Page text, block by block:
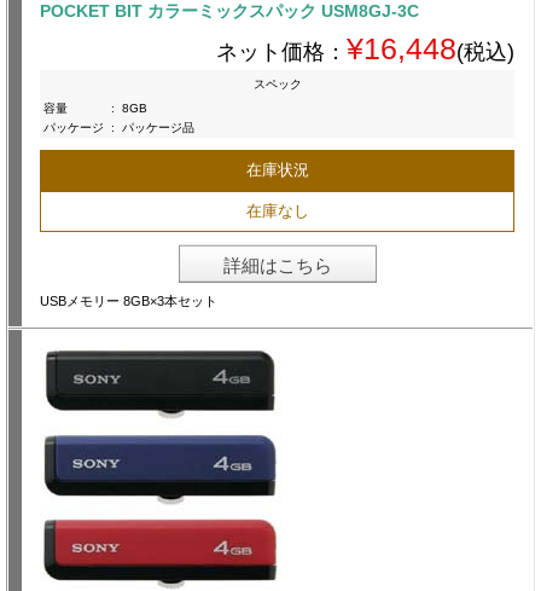
POCKET BIT カラーミックスパック USM8GJ-3C
ネット価格： ¥16,448(税込)
スペック
容量
:
8GB
パッケージ
: パッケージ品
在庫状況
在庫なし
詳細はこちら
USBメモリー 8GB×3本セット